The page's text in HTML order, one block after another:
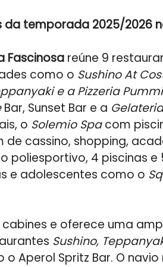
da temporada 2025/2026
Fascinosa reúne 9
como o Sushino At
e a Pizzeria
Bar, Sunset Bar e a
o Solemio Spacom
cassino, shopping,
poliesportivo, 4 piscinas e
e adolescentes como o
cabines e oferece uma
Sushino,
o Aperol Spritz Bar. O